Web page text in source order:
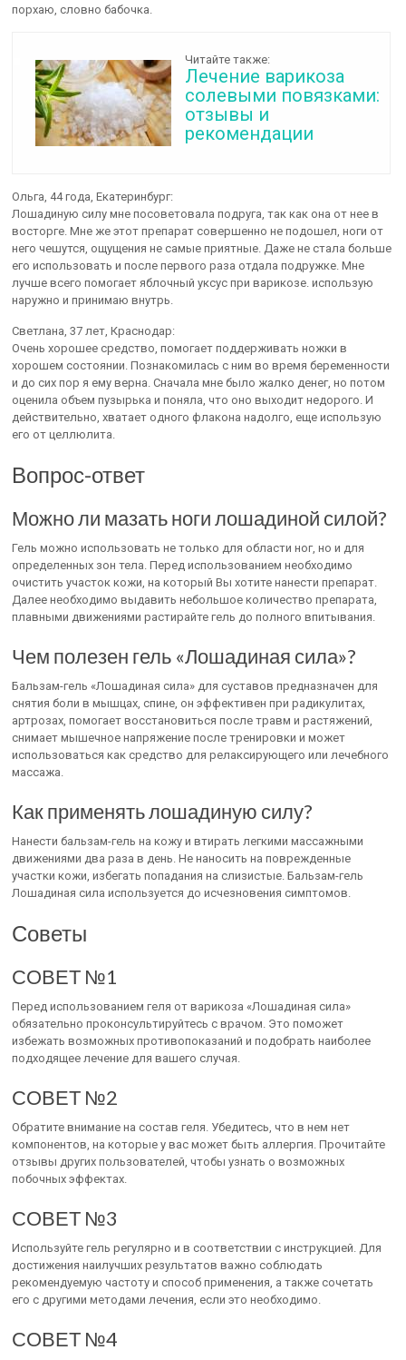
порхаю, словно бабочка.
Читайте также:
Лечение варикоза
солевыми повязками:
отзывы и
рекомендации
Ольга, 44 года, Екатеринбург:
Лошадиную силу мне посоветовала подруга, так как она от нее в
восторге. Мне же этот препарат совершенно не подошел, ноги от
него чешутся, ощущения не самые приятные. Даже не стала больше
его использовать и после первого раза отдала подружке. Мне
лучше всего помогает яблочный уксус при варикозе. использую
наружно и принимаю внутрь.
Светлана, 37 лет, Краснодар:
Очень хорошее средство, помогает поддерживать ножки в
хорошем состоянии. Познакомилась с ним во время беременности
и до сих пор я ему верна. Сначала мне было жалко денег, но потом
оценила объем пузырька и поняла, что оно выходит недорого. И
действительно, хватает одного флакона надолго, еще использую
его от целлюлита.
Вопрос-ответ
Можно ли мазать ноги лошадиной силой?
Гель можно использовать не только для области ног, но и для
определенных зон тела. Перед использованием необходимо
очистить участок кожи, на который Вы хотите нанести препарат.
Далее необходимо выдавить небольшое количество препарата,
плавными движениями растирайте гель до полного впитывания.
Чем полезен гель «Лошадиная сила»?
Бальзам-гель «Лошадиная сила» для суставов предназначен для
снятия боли в мышцах, спине, он эффективен при радикулитах,
артрозах, помогает восстановиться после травм и растяжений,
снимает мышечное напряжение после тренировки и может
использоваться как средство для релаксирующего или лечебного
массажа.
Как применять лошадиную силу?
Нанести бальзам-гель на кожу и втирать легкими массажными
движениями два раза в день. Не наносить на поврежденные
участки кожи, избегать попадания на слизистые. Бальзам-гель
Лошадиная сила используется до исчезновения симптомов.
Советы
СОВЕТ №1
Перед использованием геля от варикоза «Лошадиная сила»
обязательно проконсультируйтесь с врачом. Это поможет
избежать возможных противопоказаний и подобрать наиболее
подходящее лечение для вашего случая.
СОВЕТ №2
Обратите внимание на состав геля. Убедитесь, что в нем нет
компонентов, на которые у вас может быть аллергия. Прочитайте
отзывы других пользователей, чтобы узнать о возможных
побочных эффектах.
СОВЕТ №3
Используйте гель регулярно и в соответствии с инструкцией. Для
достижения наилучших результатов важно соблюдать
рекомендуемую частоту и способ применения, а также сочетать
его с другими методами лечения, если это необходимо.
СОВЕТ №4